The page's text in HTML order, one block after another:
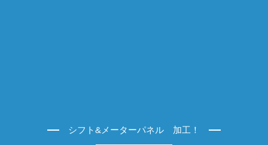
シフト&メーターパネル 加工！